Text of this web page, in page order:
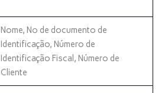
Nome, Nº de documento de
Identificação, Número de
Identificação Fiscal, Número de
Cliente